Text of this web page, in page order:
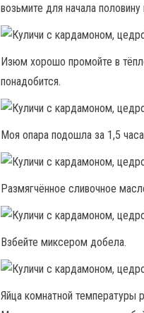
возьмите для начала
Изюм хорошо промойте в
понадобится.
Моя опара подошла за 1,5
Размягчённое сливочное
Взбейте миксером добела.
Яйца комнатной температуры